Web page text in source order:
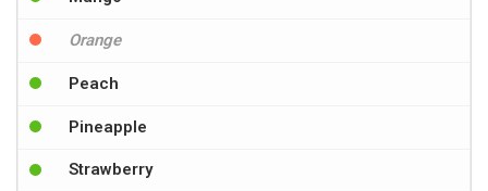
Orange
Peach
Pineapple
Strawberry